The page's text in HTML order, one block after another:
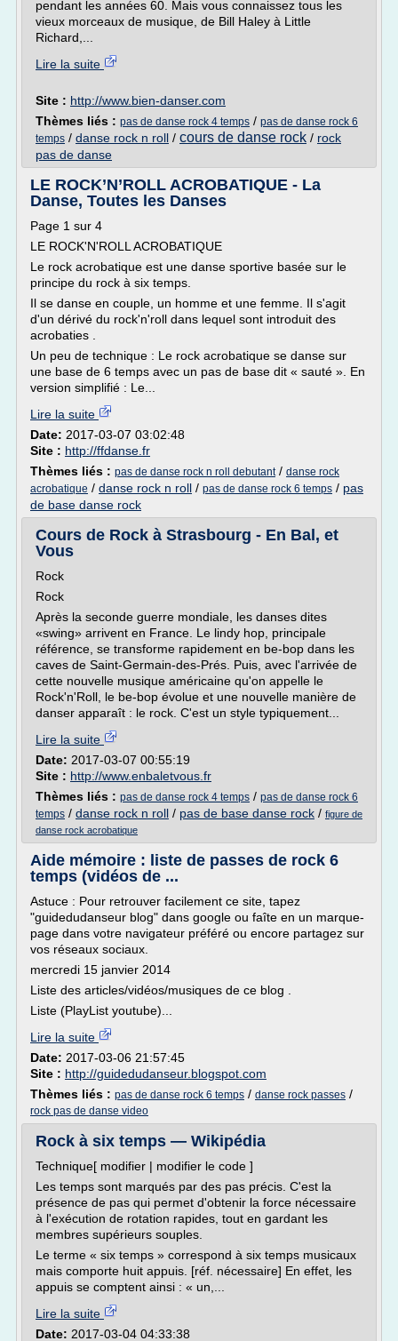
pendant les années 60. Mais vous connaissez tous les
vieux morceaux de musique, de Bill Haley à Little
Richard,...
Lire la suite
Site : http://www.bien-danser.com
Thèmes liés : pas de danse rock 4 temps / pas de danse rock 6
temps / danse rock n roll / cours de danse rock / rock
pas de danse
LE ROCK’N’ROLL ACROBATIQUE - La
Danse, Toutes les Danses
Page 1 sur 4
LE ROCK'N'ROLL ACROBATIQUE
Le rock acrobatique est une danse sportive basée sur le
principe du rock à six temps.
Il se danse en couple, un homme et une femme. Il s'agit
d'un dérivé du rock'n'roll dans lequel sont introduit des
acrobaties .
Un peu de technique : Le rock acrobatique se danse sur
une base de 6 temps avec un pas de base dit « sauté ». En
version simplifié : Le...
Lire la suite
Date: 2017-03-07 03:02:48
Site : http://ffdanse.fr
Thèmes liés : pas de danse rock n roll debutant/ danse rock
acrobatique / danse rock n roll / pas de danse rock 6 temps / pas
de base danse rock
Cours de Rock à Strasbourg - En Bal, et
Vous
Rock
Rock
Après la seconde guerre mondiale, les danses dites
«swing» arrivent en France. Le lindy hop, principale
référence, se transforme rapidement en be-bop dans les
caves de Saint-Germain-des-Prés. Puis, avec l'arrivée de
cette nouvelle musique américaine qu'on appelle le
Rock'n'Roll, le be-bop évolue et une nouvelle manière de
danser apparaît : le rock. C'est un style typiquement...
Lire la suite
Date: 2017-03-07 00:55:19
Site : http://www.enbaletvous.fr
Thèmes liés : pas de danse rock 4 temps / pas de danse rock 6
temps / danse rock n roll / pas de base danse rock / figure de
danse rock acrobatique
Aide mémoire : liste de passes de rock 6
temps (vidéos de ...
Astuce : Pour retrouver facilement ce site, tapez
"guidedudanseur blog" dans google ou faîte en un marque-
page dans votre navigateur préféré ou encore partagez sur
vos réseaux sociaux.
mercredi 15 janvier 2014
Liste des articles/vidéos/musiques de ce blog .
Liste (PlayList youtube)...
Lire la suite
Date: 2017-03-06 21:57:45
Site : http://guidedudanseur.blogspot.com
Thèmes liés : pas de danse rock 6 temps / danse rock passes /
rock pas de danse video
Rock à six temps — Wikipédia
Technique[ modifier | modifier le code ]
Les temps sont marqués par des pas précis. C'est la
présence de pas qui permet d'obtenir la force nécessaire
à l'exécution de rotation rapides, tout en gardant les
membres supérieurs souples.
Le terme « six temps » correspond à six temps musicaux
mais comporte huit appuis. [réf. nécessaire] En effet, les
appuis se comptent ainsi : « un,...
Lire la suite
Date: 2017-03-04 04:33:38